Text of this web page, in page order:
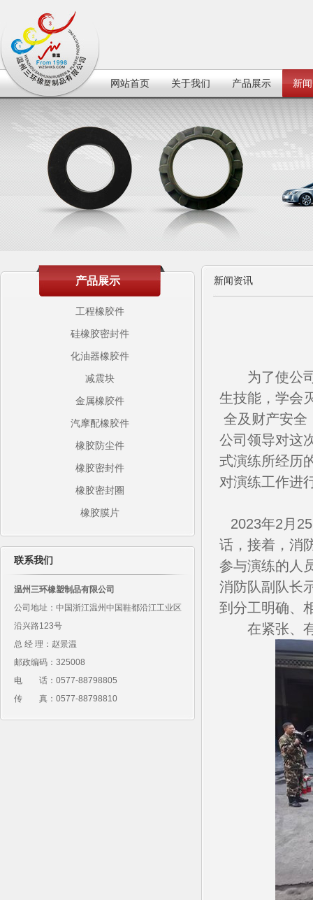
网站首页 关于我们 产品展示 新
产品展示
工程橡胶件
硅橡胶密封件
化油器橡胶件
减震块
金属橡胶件
汽摩配橡胶件
橡胶防尘件
橡胶密封件
橡胶密封圈
橡胶膜片
联系我们
温州三环橡塑制品有限公司
公司地址：中国浙江温州中国鞋都沿江工业区
沿兴路123号
总 经 理：赵景温
邮政编码：325008
电 话：0577-88798805
传 真：0577-88798810
新闻资讯
为了使公司
生技能，学会
全及财产安全
公司领导对这
式演练所经历
对演练工作进
2023年2月
话，接着，消
参与演练的人
消防队副队长
到分工明确、
在紧张、